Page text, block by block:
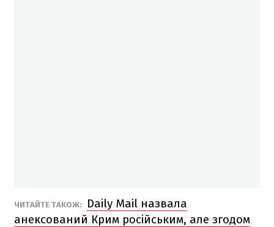
ЧИТАЙТЕ ТАКОЖ:
Daily Mail назвала
анексований Крим російським, але згодом